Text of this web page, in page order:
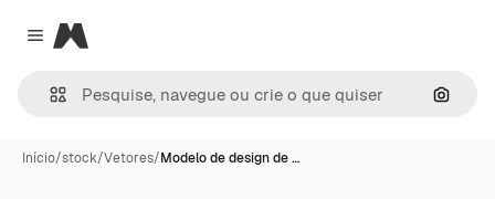
Close menu
Magnific
Início/stock/Vetores/Modelo de design de …